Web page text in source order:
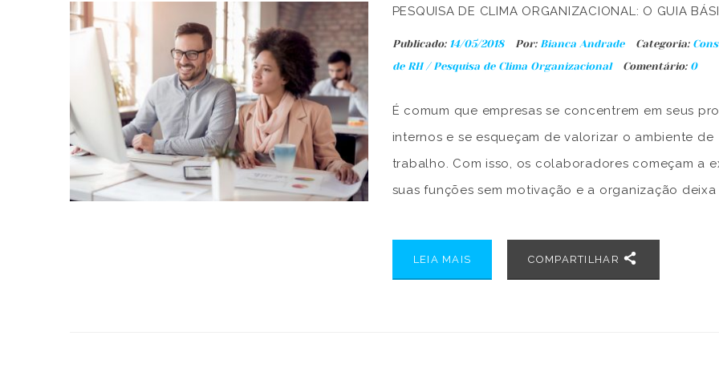
PESQUISA DE CLIMA ORGANIZACIONAL: O GUIA
Publicado: 14/05/2018 Por: Bianca Andrade Categoria:
de RH/ Pesquisa de Clima Organizacional Comentário:0
É comum que empresas se concentrem em seus
internos e se esqueçam de valorizar o ambiente de
trabalho. Com isso, os colaboradores começam a
suas funções sem motivação e a organização deixa
até que esses sinais sejam identificados: o ideal
LEIA MAIS COMPARTILHAR